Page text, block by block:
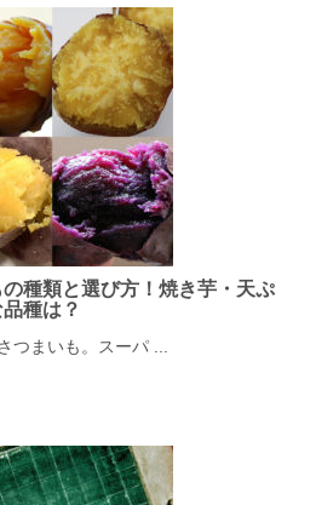
の種類と選び方！焼き芋・天ぷ
種は？
つまいも。スーパ ...